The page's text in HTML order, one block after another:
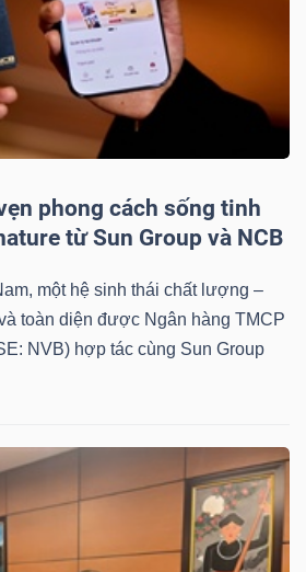
phong cách sống tinh
từ Sun Group và NCB
một hệ sinh thái chất lượng –
toàn diện được Ngân hàng TMCP
NVB) hợp tác cùng Sun Group